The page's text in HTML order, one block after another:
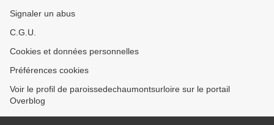
Signaler un abus
C.G.U.
Cookies et données personnelles
Préférences cookies
Voir le profil de paroissedechaumontsurloire sur le portail
Overblog